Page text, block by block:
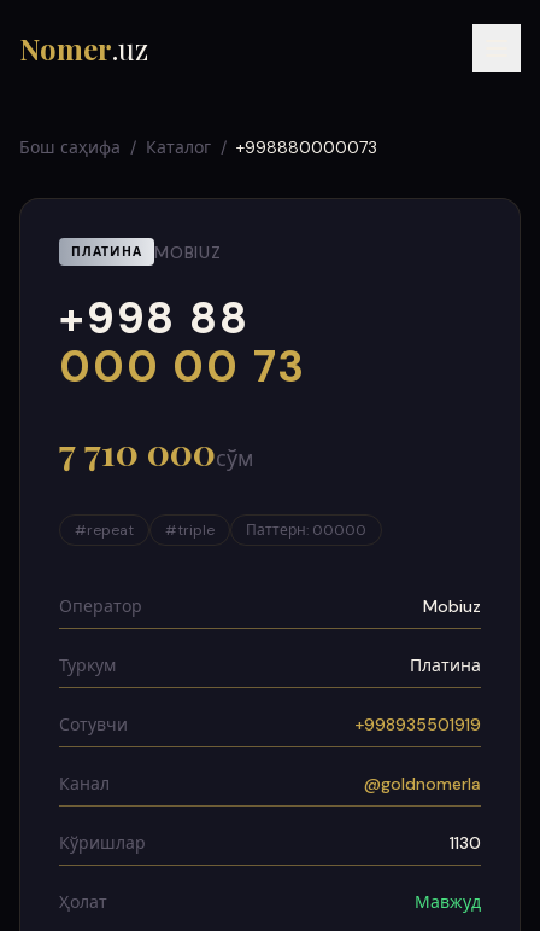
Nomer.uz
UZ УЗ
Бош саҳифа / Каталог / +998880000073
ПЛАТИНА MOBIUZ
+998 88
000 00 73
000
999
7 710 000сўм
#repeat #triple Паттерн: 00000
Оператор Mobiuz
Туркум Платина
Сотувчи +998935501919
Канал @goldnomerla
Кўришлар 1130
Ҳолат Мавжуд